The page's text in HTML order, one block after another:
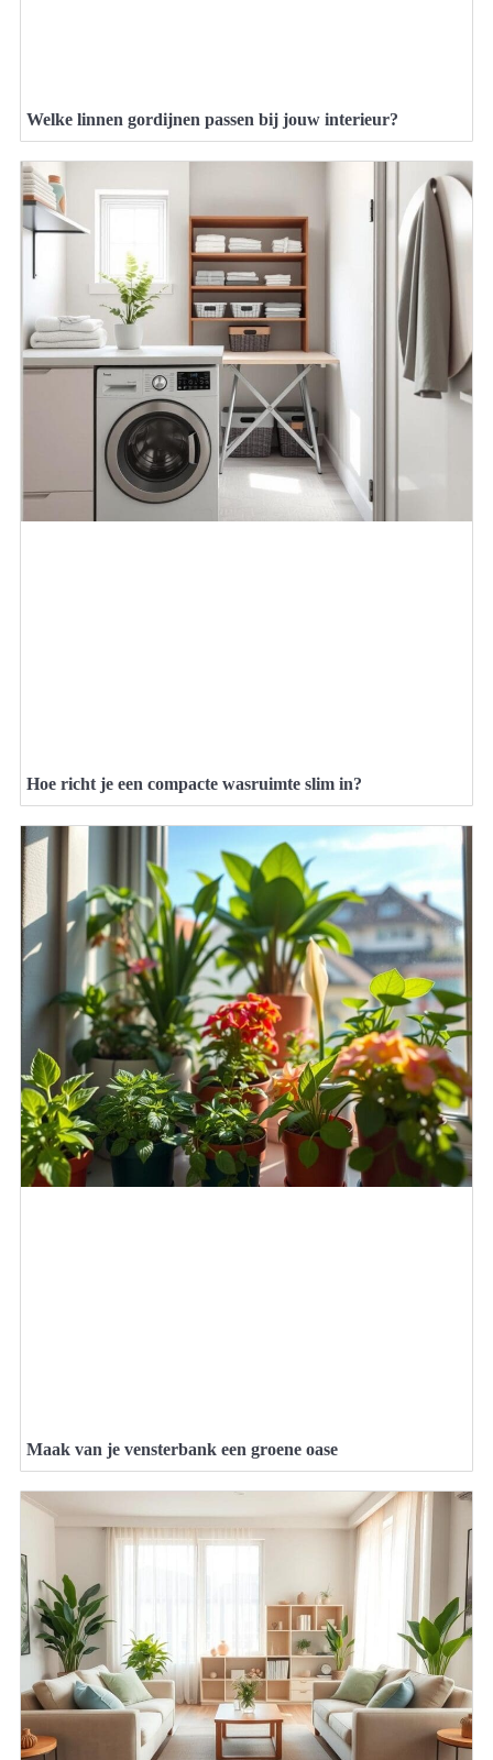
Welke linnen gordijnen passen bij jouw interieur?
Hoe richt je een compacte wasruimte slim in?
Maak van je vensterbank een groene oase